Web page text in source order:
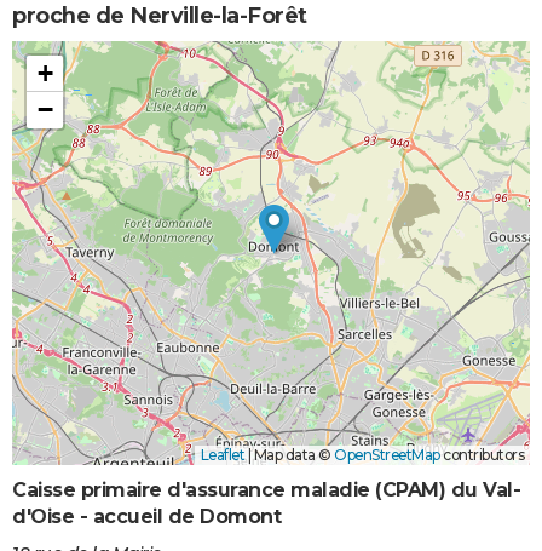
proche de Nerville-la-Forêt
+
−
Leaflet Map data © OpenStreetMapcontributors
Caisse primaire d'assurance maladie (CPAM) du Val-
d'Oise - accueil de Domont